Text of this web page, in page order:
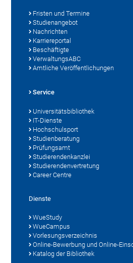
Fristen und Termine
Studienangebot
Nachrichten
Karriereportal
Beschäftigte
VerwaltungsABC
Amtliche Veröffentlichungen
Service
Universitätsbibliothek
IT-Dienste
Hochschulsport
Studienberatung
Prüfungsamt
Studierendenkanzlei
Studierendenvertretung
Career Centre
Dienste
WueStudy
WueCampus
Vorlesungsverzeichnis
Online-Bewerbung und Online-
Katalog der Bibliothek